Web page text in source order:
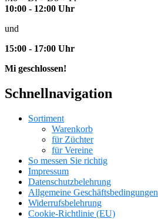
10:00 - 12:00 Uhr
und
15:00 - 17:00 Uhr
Mi geschlossen!
Schnellnavigation
Sortiment
Warenkorb
für Züchter
für Vereine
So messen Sie richtig
Impressum
Datenschutzbelehrung
Allgemeine Geschäftsbedingungen
Widerrufsbelehrung
Cookie-Richtlinie (EU)